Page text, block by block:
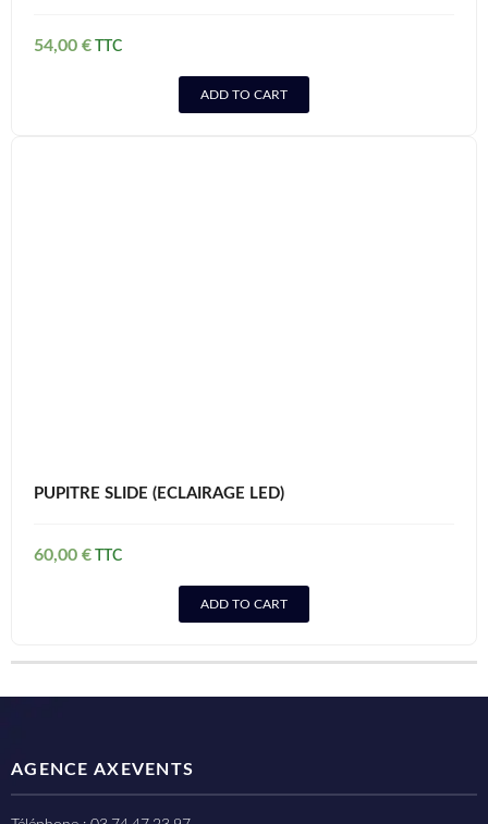
54,00 €
ADD TO CART
PUPITRE SLIDE (ECLAIRAGE LED)
60,00 €
ADD TO CART
AGENCE AXEVENTS